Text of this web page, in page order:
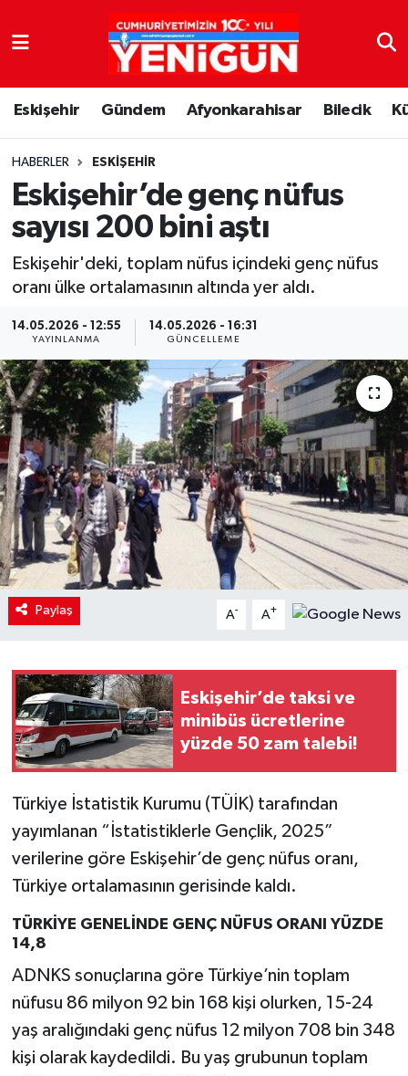
Eskişehir Gündem Afyonkarahisar Bilecik
HABERLER ESKIŞEHIR
Eskişehir’de genç nüfus
sayısı 200 bini aştı
Eskişehir'deki, toplam nüfus içindeki genç nüfus
oranı ülke ortalamasının altında yer aldı.
14.05.2026 - 12:55
YAYINLANMA
14.05.2026 - 16:31
GÜNCELLEME
Paylaş A- A+
Eskişehir’de taksi ve
minibüs ücretlerine
yüzde 50 zam talebi!
Türkiye İstatistik Kurumu (TÜİK) tarafından
yayımlanan “İstatistiklerle Gençlik, 2025”
verilerine göre Eskişehir’de genç nüfus oranı,
Türkiye ortalamasının gerisinde kaldı.
TÜRKİYE GENELİNDE GENÇ NÜFUS ORANI YÜZDE
14,8
ADNKS sonuçlarına göre Türkiye’nin toplam
nüfusu 86 milyon 92 bin 168 kişi olurken, 15-24
yaş aralığındaki genç nüfus 12 milyon 708 bin 348
kişi olarak kaydedildi. Bu yaş grubunun toplam
Nöbetçi Eczaneler
Hava Durumu
Trafik Durumu
Süper Lig Puan Durumu ve Fikstür
Tüm Manşetler
Haber Arşivi